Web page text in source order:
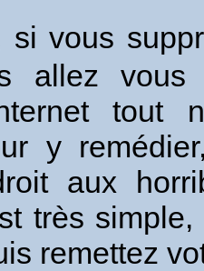
si vous
allez
y
aux
très
remettez